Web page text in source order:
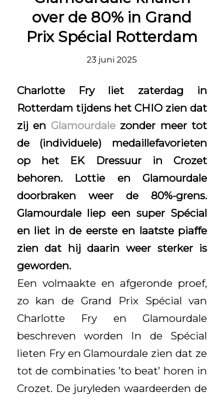
over de 80% in Grand
Prix Spécial Rotterdam
23 juni 2025
Charlotte Fry liet zaterdag in
Rotterdam tijdens het CHIO zien dat
zij en Glamourdalezonder meer tot
de (individuele) medaillefavorieten
op het EK Dressuur in Crozet
behoren. Lottie en Glamourdale
doorbraken weer de 80%-grens.
Glamourdale liep een super Spécial
en liet in de eerste en laatste piaffe
zien dat hij daarin weer sterker is
geworden.
Een volmaakte en afgeronde proef,
zo kan de Grand Prix Spécial van
Charlotte Fry en Glamourdale
beschreven worden In de Spécial
lieten Fry en Glamourdale zien dat ze
tot de combinaties ’to beat’ horen in
Crozet. De juryleden waardeerden de